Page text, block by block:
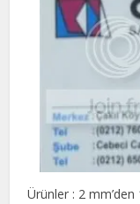
Ürünler : 2